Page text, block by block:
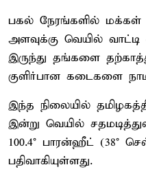
பகல் நேரங்களில் மக்கள்
அளவுக்கு வெயில் வாட்டி
இருந்து தங்களை
குளிர்பான கடைகளை
இந்த நிலையில்
இன்று வெயில்
100.4° பாரன்ஹீட் (38°
பதிவாகியுள்ளது.